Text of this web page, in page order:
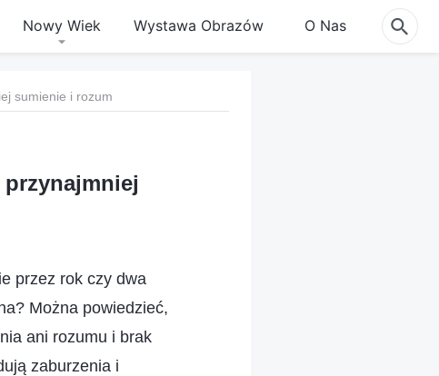
Nowy Wiek Wystawa Obrazów O Nas
sumienie i rozum
przynajmniej
przez rok czy dwa
Można powiedzieć,
ani rozumu i brak
zaburzenia i